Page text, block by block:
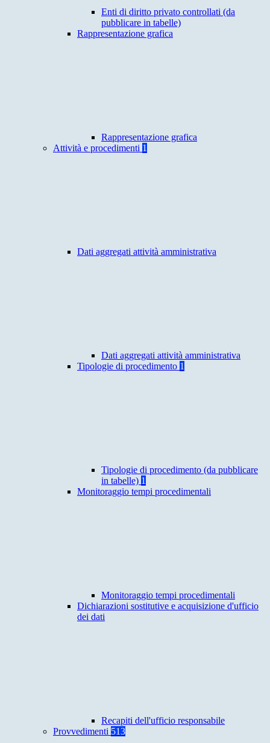
Enti di diritto privato controllati (da
pubblicare in tabelle)
Rappresentazione grafica
Rappresentazione grafica
Attività e procedimenti 1
Dati aggregati attività amministrativa
Dati aggregati attività amministrativa
Tipologie di procedimento 1
Tipologie di procedimento (da pubblicare
in tabelle) 1
Monitoraggio tempi procedimentali
Monitoraggio tempi procedimentali
Dichiarazioni sostitutive e acquisizione d'ufficio
dei dati
Recapiti dell'ufficio responsabile
Provvedimenti 513